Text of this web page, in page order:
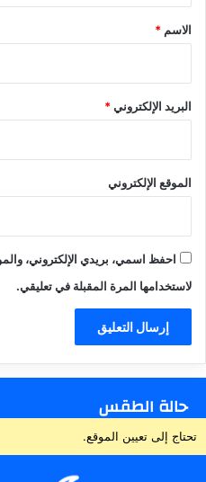
*
الاسم *
البريد الإلكتروني*
الموقع الإلكتروني
احفظ اسمي، بريدي الإلكتروني،
لاستخدامها المرة المقبلة في تعليقي.
حالة الطقس
تحتاج إلى تعيين الموقع.